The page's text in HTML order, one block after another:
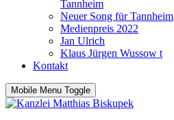
Tannheim
Neuer Song für Tannheim
Medienpreis 2022
Jan Ulrich
Klaus Jürgen Wussow t
Kontakt
Mobile Menu Toggle